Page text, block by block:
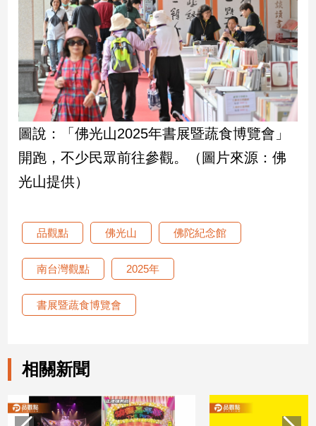
點】
圖說：「佛光山2025年書展暨蔬食博覽會」
開跑，不少民眾前往參觀。（圖片來源：佛
光山提供）
品觀點 佛光山 佛陀紀念館
南台灣觀點 2025年
書展暨蔬食博覽會
相關新聞